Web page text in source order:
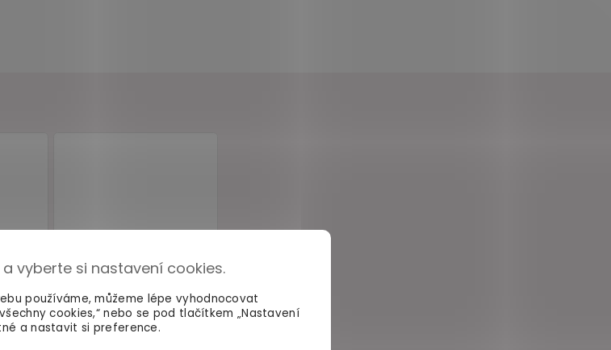
vyberte si nastavení cookies.
používáme, můžeme lépe vyhodnocovat
cookies,“ nebo se pod tlačítkem „Nastavení
a nastavit si preference.